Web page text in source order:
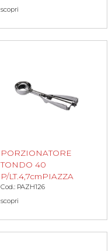
scopri
PORZIONATORE
TONDO 40
P/LT.4,7cmPIAZZA
Cod.: PAZH126
scopri